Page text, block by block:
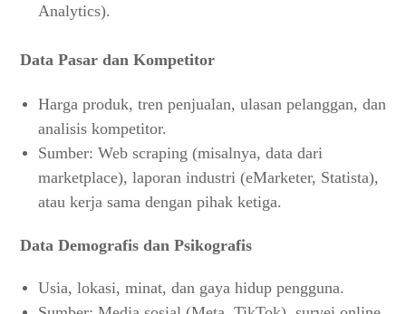
Analytics).
Data Pasar dan Kompetitor
Harga produk, tren penjualan, ulasan pelanggan, dan
analisis kompetitor.
Sumber: Web scraping (misalnya, data dari
marketplace), laporan industri (eMarketer, Statista),
atau kerja sama dengan pihak ketiga.
Data Demografis dan Psikografis
Usia, lokasi, minat, dan gaya hidup pengguna.